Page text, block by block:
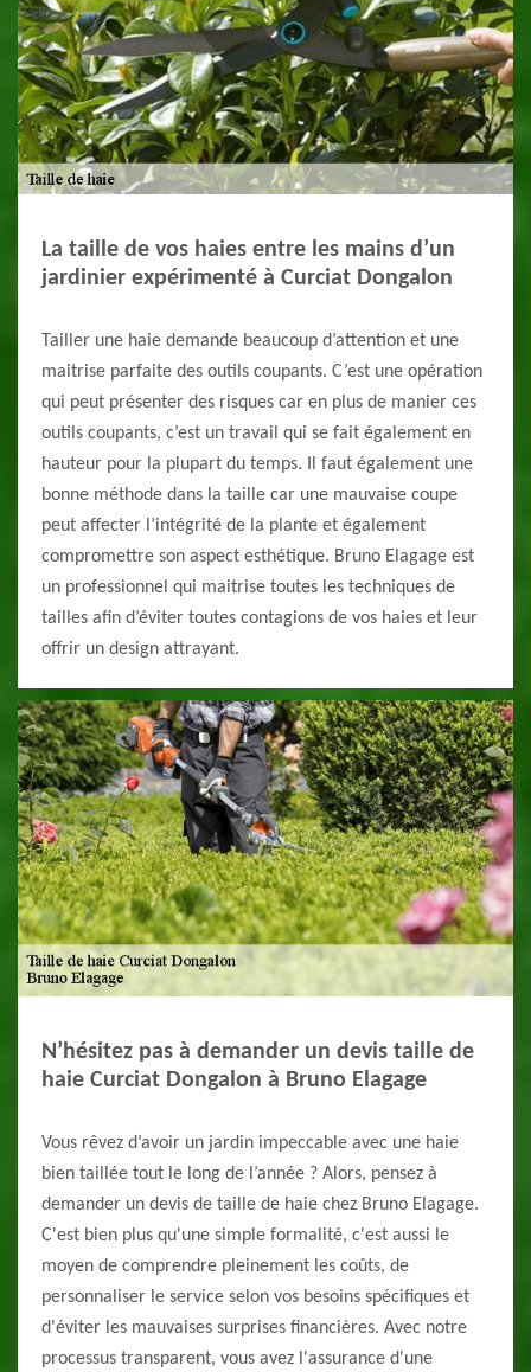
La taille de vos haies entre les mains d’un
jardinier expérimenté à Curciat Dongalon
Tailler une haie demande beaucoup d’attention et une
maitrise parfaite des outils coupants. C’est une opération
qui peut présenter des risques car en plus de manier ces
outils coupants, c’est un travail qui se fait également en
hauteur pour la plupart du temps. Il faut également une
bonne méthode dans la taille car une mauvaise coupe
peut affecter l’intégrité de la plante et également
compromettre son aspect esthétique. Bruno Elagage est
un professionnel qui maitrise toutes les techniques de
tailles afin d’éviter toutes contagions de vos haies et leur
offrir un design attrayant.
N’hésitez pas à demander un devis taille de
haie Curciat Dongalon à Bruno Elagage
Vous rêvez d’avoir un jardin impeccable avec une haie
bien taillée tout le long de l’année ? Alors, pensez à
demander un devis de taille de haie chez Bruno Elagage.
C'est bien plus qu'une simple formalité, c'est aussi le
moyen de comprendre pleinement les coûts, de
personnaliser le service selon vos besoins spécifiques et
d'éviter les mauvaises surprises financières. Avec notre
processus transparent, vous avez l'assurance d'une